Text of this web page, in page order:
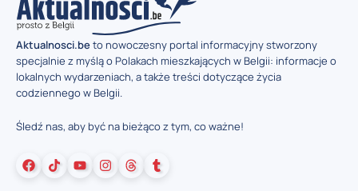
Aktualnosci.beto nowoczesny portal informacyjny stworzony
specjalnie z myślą o Polakach mieszkających w Belgii: informacje o
lokalnych wydarzeniach, a także treści dotyczące życia
codziennego w Belgii.
Śledź nas, aby być na bieżąco z tym, co ważne!